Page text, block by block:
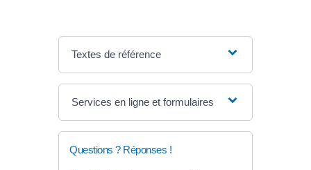
Textes de référence
Services en ligne et formulaires
Questions ? Réponses !